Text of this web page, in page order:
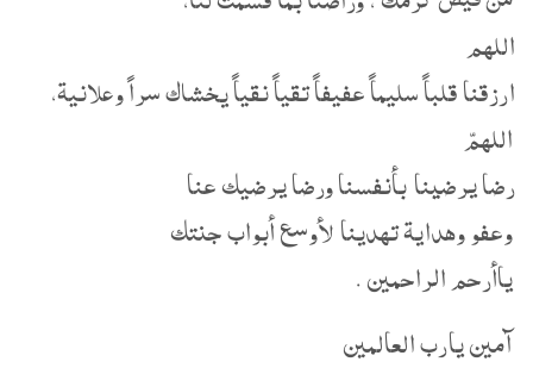
‏اللهم
ارزقنا قلباً سليماً عفيفاً تقياً نقياً يخشاك سراً وعلانية،
‏اللهمّ
رضا يرضينا بأنفسنا ورضا يرضيك عنا
وعفو وهداية تهدينا لأوسع أبواب جنتك
ياأرحم الراحمين .
آمين يارب العالمين